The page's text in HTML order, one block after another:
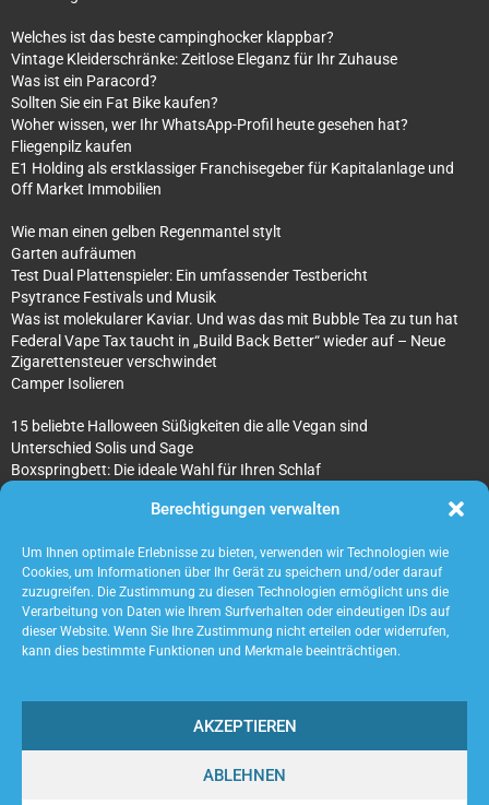
Berechtigungen verwalten
Um Ihnen optimale Erlebnisse zu bieten, verwenden wir Technologien wie
Cookies, um Informationen über Ihr Gerät zu speichern und/oder darauf
zuzugreifen. Die Zustimmung zu diesen Technologien ermöglicht uns die
Verarbeitung von Daten wie Ihrem Surfverhalten oder eindeutigen IDs auf
dieser Website. Wenn Sie Ihre Zustimmung nicht erteilen oder widerrufen,
kann dies bestimmte Funktionen und Merkmale beeinträchtigen.
AKZEPTIEREN
ABLEHNEN
Welches ist das beste campinghocker klappbar?
Vintage Kleiderschränke: Zeitlose Eleganz für Ihr Zuhause
Was ist ein Paracord?
Sollten Sie ein Fat Bike kaufen?
Woher wissen, wer Ihr WhatsApp-Profil heute gesehen hat?
Fliegenpilz kaufen
E1 Holding als erstklassiger Franchisegeber für Kapitalanlage und
Off Market Immobilien
Wie man einen gelben Regenmantel stylt
Garten aufräumen
Test Dual Plattenspieler: Ein umfassender Testbericht
Psytrance Festivals und Musik
Was ist molekularer Kaviar. Und was das mit Bubble Tea zu tun hat
Federal Vape Tax taucht in „Build Back Better“ wieder auf – Neue
Zigarettensteuer verschwindet
Camper Isolieren
15 beliebte Halloween Süßigkeiten die alle Vegan sind
Unterschied Solis und Sage
Boxspringbett: Die ideale Wahl für Ihren Schlaf
Tipps für Ihr beton ciré Badezimmer